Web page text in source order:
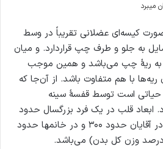
کیسه‌ای عضلانی تقریباً در وسط
به جلو و طرف چپ قراردارد. و میان
ریهٔ چپ می‌باشد و همین موجب
با هم متفاوت باشد. از آن‌جا که
حیاتی است توسط قفسهٔ سینه
قلب در یک فرد بزرگسال حدود
۶x9x۱۲ سانتیمتر و وزن آن در آقایان حدود ۳۰۰ و در خانمها حدود